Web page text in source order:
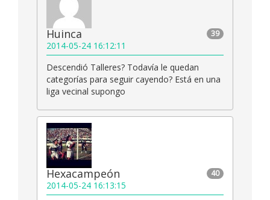
39
Huinca
2014-05-24 16:12:11
Descendió Talleres? Todavía le quedan
categorías para seguir cayendo? Está en una
liga vecinal supongo
40
Hexacampeón
2014-05-24 16:13:15